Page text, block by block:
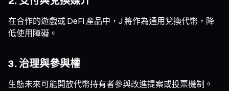
在合作的遊戲或 DeFi 產品中，J 將作為通用兌換代幣，降
低使用障礙。
3. 治理與參與權
生態未來可能開放代幣持有者參與改進提案或投票機制。